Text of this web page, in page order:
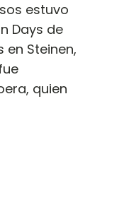
estuvo
Days de
en Steinen,
quien